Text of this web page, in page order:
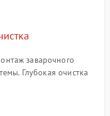
заварочного
Глубокая очистка
жмыха и накипи.
с использованием